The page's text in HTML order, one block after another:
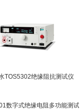
TOS5302绝缘阻抗测试仪